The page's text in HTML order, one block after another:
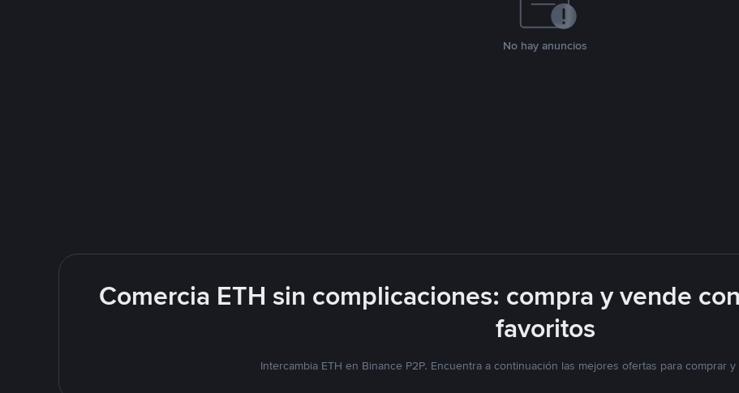
No hay anuncios
Comercia ETH sin complicaciones: compra y vende
favoritos
Intercambia ETH en Binance P2P. Encuentra a continuación las mejores ofertas para comprar